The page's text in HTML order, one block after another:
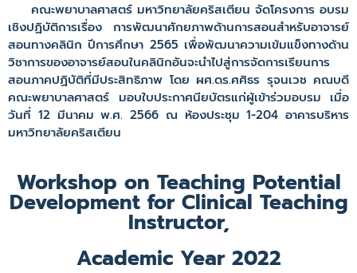
คณะพยาบาลศาสตร์ มหาวิทยาลัยคริสเตียน จัดโครงการ อบรม
เชิงปฏิบัติการเรื่อง การพัฒนาศักยภาพด้านการสอนสำหรับอาจารย์
สอนทางคลินิก ปีการศึกษา 2565 เพื่อพัฒนาความเข้มแข็งทางด้าน
วิชาการของอาจารย์สอนในคลินิกอันจะนำไปสู่การจัดการเรียนการ
สอนภาคปฏิบัติที่มีประสิทธิภาพ โดย ผศ.ดร.ศศิธร รุจนเวช คณบดี
คณะพยาบาลศาสตร์ มอบใบประกาศนียบัตรแก่ผู้เข้าร่วมอบรม เมื่อ
วันที่ 12 มีนาคม พ.ศ. 2566 ณ ห้องประชุม 1-204 อาคารบริหาร
มหาวิทยาลัยคริสเตียน
Workshop on Teaching Potential
Development for Clinical Teaching
Instructor,
Academic Year 2022